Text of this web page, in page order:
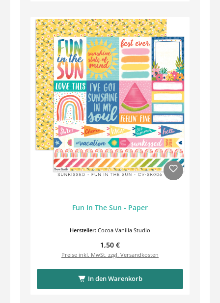
Fun In The Sun - Paper
Hersteller: Cocoa Vanilla Studio
Regulärer Preis:
1,50 €
Preise inkl. MwSt. zzgl. Versandkosten
In den Warenkorb